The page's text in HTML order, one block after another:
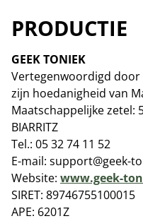
PRODUCTIE
GEEK TONIEK
Vertegenwoordigd door
zijn hoedanigheid van
Maatschappelijke zetel:
BIARRITZ
Tel.: 05 32 74 11 52
E-mail: support@geek-
Website: www.geek-
SIRET: 89746755100015
APE: 6201Z